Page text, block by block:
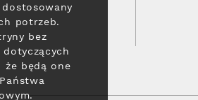
potrzeb.
bez
że będą one